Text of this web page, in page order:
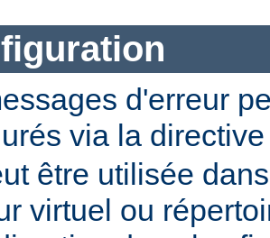
d'erreur
via la
être utilisée
virtuel ou